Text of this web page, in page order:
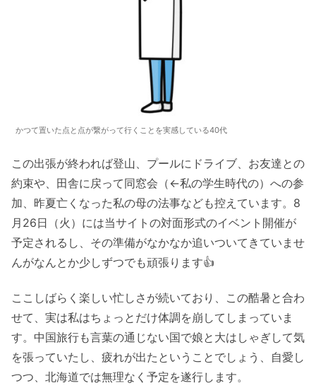
かつて置いた点と点が繋がって行くことを実感している40代
この出張が終われば登山、プールにドライブ、お友達との
約束や、田舎に戻って同窓会（←私の学生時代の）への参
加、昨夏亡くなった私の母の法事なども控えています。8
月26日（火）には当サイトの対面形式のイベント開催が
予定されるし、その準備がなかなか追いついてきていませ
んがなんとか少しずつでも頑張ります👍
ここしばらく楽しい忙しさが続いており、この酷暑と合わ
せて、実は私はちょっとだけ体調を崩してしまっていま
す。中国旅行も言葉の通じない国で娘と大はしゃぎして気
を張っていたし、疲れが出たということでしょう、自愛し
つつ、北海道では無理なく予定を遂行します。